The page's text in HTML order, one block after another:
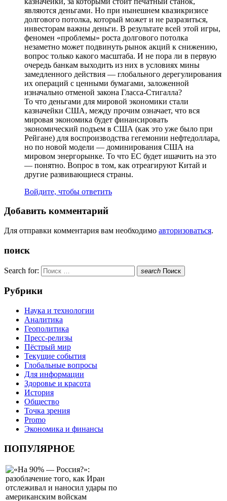
являются деньгами. Но при нынешнем квазикризисе
долгового потолка, который может и не разразиться,
инвесторам важны деньги. В результате всей этой игры,
феномен «проблемы» роста долгового потолка
незаметно может подвинуть рынок акций к снижению,
вопрос только какого масштаба. И не пора ли в первую
очередь банкам выходить из них в условиях мины
замедленного действия — глобального дерегулирования
их операций с ценными бумагами, заложенной
изначально отменой закона Гласса-Стигалла?
То что деньгами для мировой экономики стали
казначейки США, между прочим означает, что вся
мировая экономика будет финансировать
экономический подъем в США (как это уже было при
Рейгане) для воспроизводства гегемонии нефтедоллара,
но по новой модели — доминирования США на
мировом энергорынке. То что ЕС будет ишачить на это
— понятно. Вопрос в том, как отреагируют Китай и
другие развивающиеся страны.
Войдите, чтобы ответить
Добавить комментарий
Для отправки комментария вам необходимо авторизоваться.
поиск
Search for: search Поиск
Рубрики
Наука и технологии
Аналитика
Геополитика
Пресс-релизы
Пёстрый мир
Текущие события
Глобальные вопросы
Для информации
Здоровье и красота
История
Общество
Точка зрения
Promo
Экономика и финансы
ПОПУЛЯРНОЕ